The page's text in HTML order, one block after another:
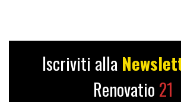
Iscriviti alla
Renovatio 21